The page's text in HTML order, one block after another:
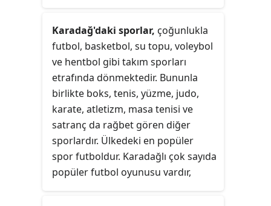
etmektedir. İç saha maçlarını, 2.500
seyirci kapasitesine sahip Braća
Velašević Stadyumu'nda
oynamaktadır.
Karadağ'daki sporlar, çoğunlukla
futbol, basketbol, su topu, voleybol
ve hentbol gibi takım sporları
etrafında dönmektedir. Bununla
birlikte boks, tenis, yüzme, judo,
karate, atletizm, masa tenisi ve
satranç da rağbet gören diğer
sporlardır. Ülkedeki en popüler
spor futboldur. Karadağlı çok sayıda
popüler futbol oyunusu vardır,